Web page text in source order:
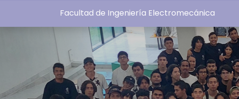
Facultad de Ingeniería Electromecánica